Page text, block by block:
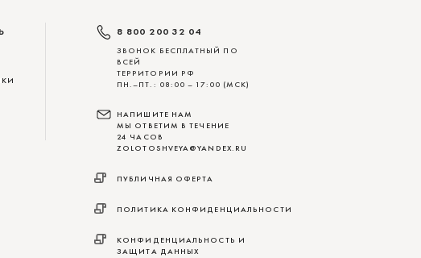
8 800 200 32 04
ЗВОНОК БЕСПЛАТНЫЙ ПО
ВСЕЙ
ТЕРРИТОРИИ РФ
ПН.–ПТ.: 08:00 – 17:00 (МСК)
НАПИШИТЕ НАМ
МЫ ОТВЕТИМ В ТЕЧЕНИЕ
24 ЧАСОВ
ZOLOTOSHVEYA@YANDEX.RU
ПУБЛИЧНАЯ ОФЕРТА
ПОЛИТИКА КОНФИДЕНЦИАЛЬНОСТИ
КОНФИДЕНЦИАЛЬНОСТЬ И
ЗАЩИТА ДАННЫХ